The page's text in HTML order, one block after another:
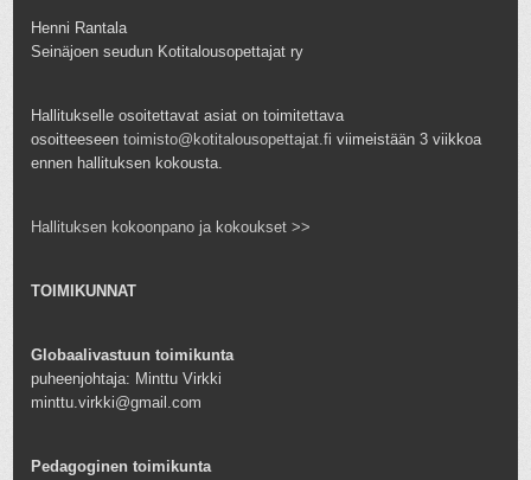
Henni Rantala
Seinäjoen seudun Kotitalousopettajat ry
Hallitukselle osoitettavat asiat on toimitettava
osoitteeseentoimisto@kotitalousopettajat.fi viimeistään 3 viikkoa
ennen hallituksen kokousta.
Hallituksen kokoonpano ja kokoukset >>
TOIMIKUNNAT
Globaalivastuun toimikunta
puheenjohtaja: Minttu Virkki
minttu.virkki@gmail.com
Pedagoginen toimikunta